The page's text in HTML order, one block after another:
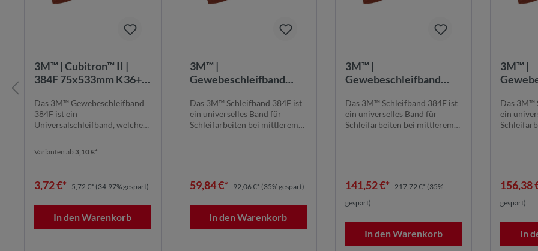
3M™ | Cubitron™ II |
384F 75x533mm K36+ |
für allgemeine
Schleifarbeiten
Das 3M™ Gewebeschleifband
384F ist ein
Universalschleifband, welches
Varianten ab 3,10 €*
3,72 €* 5,72 €* (34.97% gespart)
In den Warenkorb
3M™ |
Gewebeschleifband
mm | 80+ | STA |
384F100X9000K80+ |
7100266325
Das 3M™ Schleifband 384F ist
ein universelles Band für
Schleifarbeiten bei mittlerem
59,84 €* 92,06 €* (35% gespart)
In den Warenkorb
3M™ |
Gewebeschleifband
mm | 120+ |
384F1100X1900K120+ |
7100281376
Das 3M™ Schleifband 384F ist
ein universelles Band für
Schleifarbeiten bei mittlerem
141,52 €* 217,72 €* (35%
gespart)
In den Warenkorb
3M™ |
mm |
Das 3M™
ein
156,38
gespart)
In